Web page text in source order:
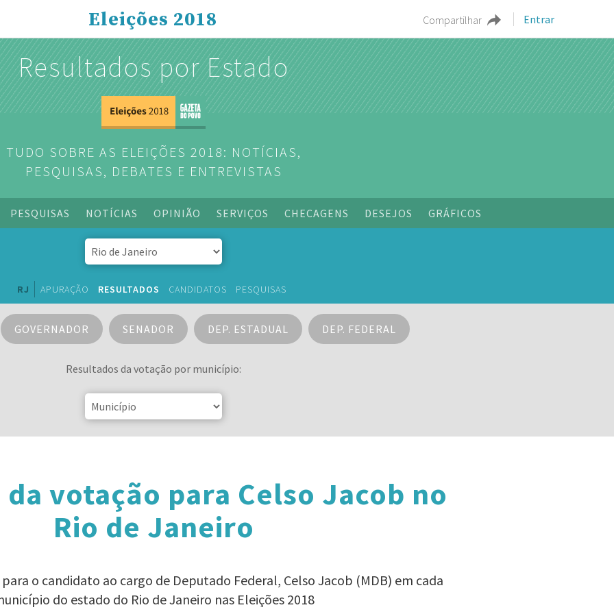
Compartilhar Entrar
Eleições 2018
Resultados por Estado
TUDO SOBRE AS ELEIÇÕES 2018: NOTÍCIAS,
PESQUISAS, DEBATES E ENTREVISTAS
PESQUISAS NOTÍCIAS OPINIÃO SERVIÇOS CHECAGENS DESEJOS GRÁFICOS
RJ APURAÇÃO RESULTADOS CANDIDATOS PESQUISAS
GOVERNADOR SENADOR DEP. ESTADUAL DEP. FEDERAL
Resultados da votação por município:
votação para Celso Jacob no
Rio de Janeiro
o candidato ao cargo de Deputado Federal, Celso Jacob (MDB) em cada
do estado do Rio de Janeiro nas Eleições 2018